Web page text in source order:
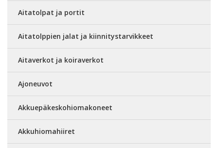
Aitatolpat ja portit
Aitatolppien jalat ja kiinnitystarvikkeet
Aitaverkot ja koiraverkot
Ajoneuvot
Akkuepäkeskohiomakoneet
Akkuhiomahiiret